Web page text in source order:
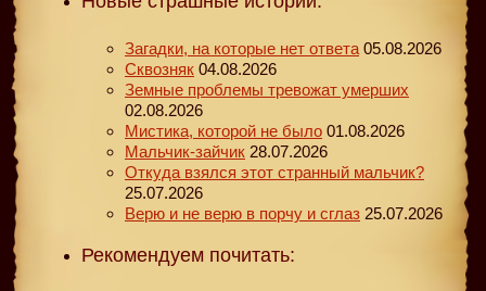
Загадки, на которые нет ответа 05.08.2026
Сквозняк 04.08.2026
Земные проблемы тревожат умерших
02.08.2026
Мистика, которой не было 01.08.2026
Мальчик-зайчик 28.07.2026
Откуда взялся этот странный мальчик?
25.07.2026
Верю и не верю в порчу и сглаз 25.07.2026
Рекомендуем почитать: